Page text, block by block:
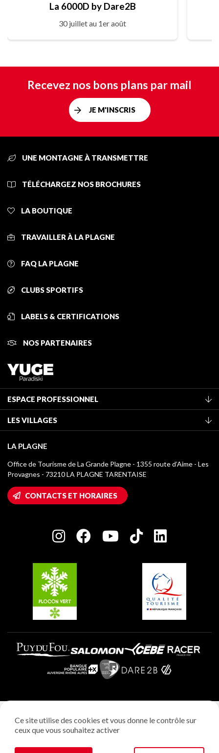
La 6000D by Dare2B
30 juillet au 1er août
Recevez nos bons plans par mail
JE M'INSCRIS
UNE MONTAGNE À TRANSMETTRE
TÉLÉCHARGEZ NOS BROCHURES
LA BOUTIQUE
TRAVAILLER À LA PLAGNE
FAQ LA PLAGNE
CLUBS SPORTIFS
LABELS & CERTIFICATIONS
NOS PARTENAIRES
ESPACE PROFESSIONNEL
Classement des meublés
Taxe de séjour
Médiathèque
Logos La Plagne
Accès Wifi
Maison des Propriétaires
Charte des Acteurs Engagés
LES VILLAGES
Champagny-en-Vanoise
Montchavin - Les Coches
Plagne 1800
Plagne Villages
Plagne Aime 2000
LA PLAGNE
Office de Tourisme de La Grande Plagne - 1355 route d’Aime - Les
Provagnes - 73210 LA PLAGNE TARENTAISE
CONTACTS ET HORAIRES
Gestion des cookies
Ce site utilise des cookies et vous donne le contrôle sur
ceux que vous souhaitez activer